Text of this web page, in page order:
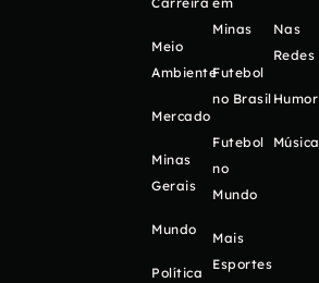
Meio
Ambiente
Mercado
Minas
Gerais
Mundo
Política
Minas
Futebol
no Brasil
Futebol
no
Mundo
Mais
Esportes
Nas
Redes
Humor
Música